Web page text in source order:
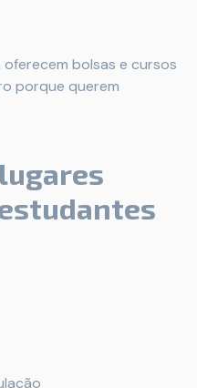
oferecem bolsas e cursos
porque querem